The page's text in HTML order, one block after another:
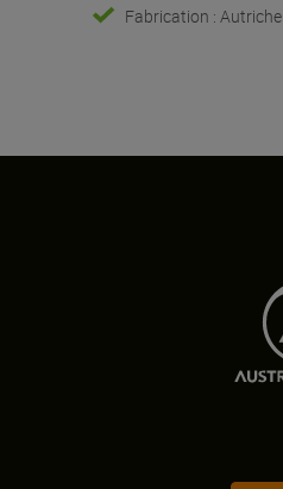
Fabrication : Autriche